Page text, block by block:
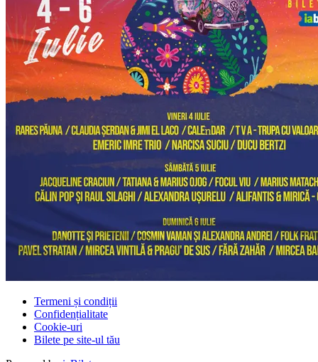
Termeni și condiții
Confidențialitate
Cookie-uri
Bilete pe site-ul tău